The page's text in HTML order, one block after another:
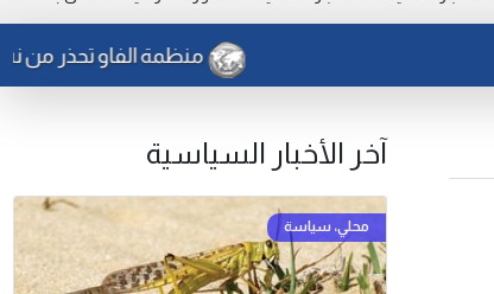
منظمة الفاو تحذر من نشاط
آخر الأخبار السياسية